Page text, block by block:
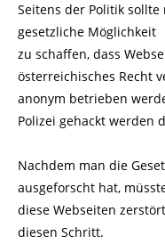
Seitens der Politik
gesetzliche Möglichkeit
zu schaffen, dass
österreichisches Recht
anonym betrieben
Polizei gehackt werden
Nachdem man die
ausgeforscht hat,
diese Webseiten
diesen Schritt.